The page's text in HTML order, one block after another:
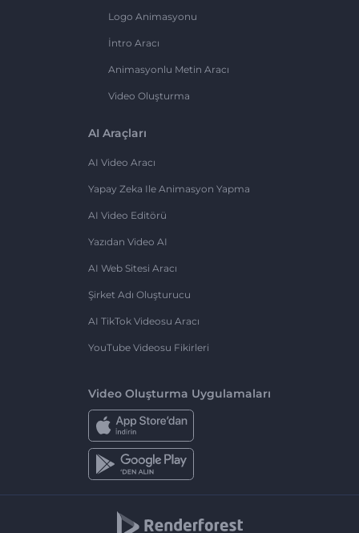
Logo Animasyonu
İntro Aracı
Animasyonlu Metin Aracı
Video Oluşturma
AI Araçları
AI Video Aracı
Yapay Zeka Ile Animasyon Yapma
AI Video Editörü
Yazıdan Video AI
AI Web Sitesi Aracı
Şirket Adı Oluşturucu
AI TikTok Videosu Aracı
YouTube Videosu Fikirleri
Video Oluşturma Uygulamaları